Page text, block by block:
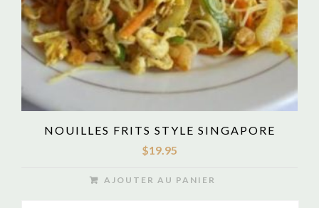
NOUILLES FRITS STYLE SINGAPORE
$19.95
AJOUTER AU PANIER